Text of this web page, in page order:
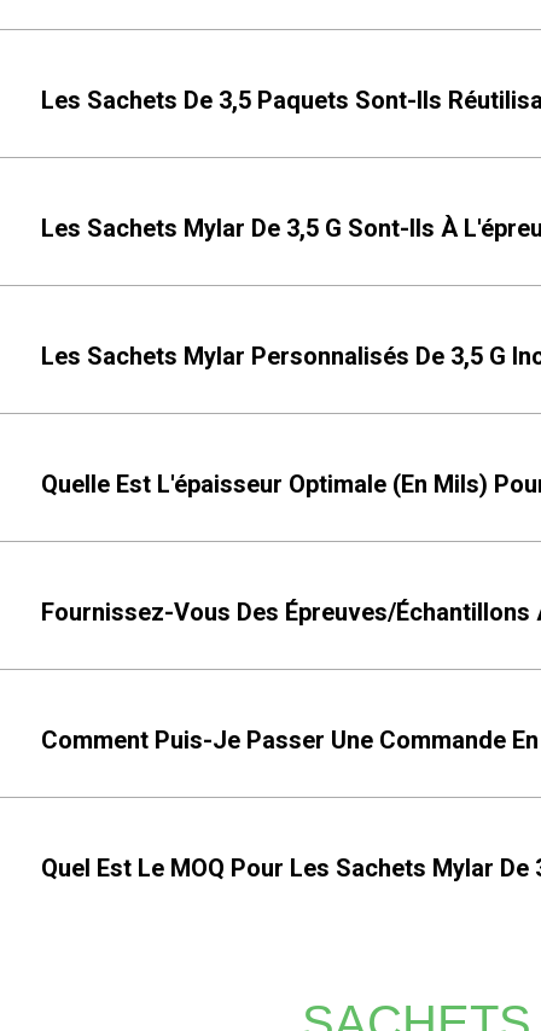
Les Sachets De 3,5 Paquets Sont-Ils
Les Sachets Mylar De 3,5 G Sont-Ils À
Les Sachets Mylar Personnalisés De 3,5 G
Quelle Est L'épaisseur Optimale (en Mils)
Fournissez-Vous Des Épreuves/
Comment Puis-Je Passer Une Commande
Quel Est Le MOQ Pour Les Sachets Mylar De